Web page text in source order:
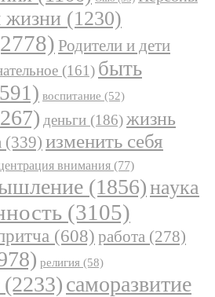
(1230)
Родители и дети
(161) быть
воспитание (52)
деньги (186)жизнь
(339) изменить себя
внимания (77)
(1856)наука
(3105)
(608) работа (278)
религия (58)
(2233)саморазвитие